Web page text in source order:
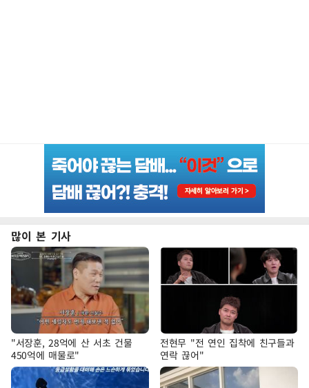
많이 본 기사
"서장훈, 28억에 산 서초 건물
450억에 매물로"
전현무 "전 연인 집착에 친구들과
연락 끊어"